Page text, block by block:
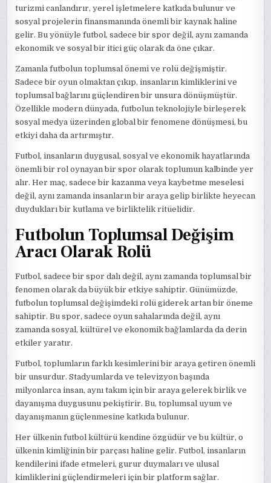
turizmi canlandırır, yerel işletmelere katkıda bulunur ve
sosyal projelerin finansmanında önemli bir kaynak haline
gelir. Bu yönüyle futbol, sadece bir spor değil, aynı zamanda
ekonomik ve sosyal bir itici güç olarak da öne çıkar.
Zamanla futbolun toplumsal önemi ve rolü değişmiştir.
Sadece bir oyun olmaktan çıkıp, insanların kimliklerini ve
toplumsal bağlarını güçlendiren bir unsura dönüşmüştür.
Özellikle modern dünyada, futbolun teknolojiyle birleşerek
sosyal medya üzerinden global bir fenomene dönüşmesi, bu
etkiyi daha da artırmıştır.
Futbol, insanların duygusal, sosyal ve ekonomik hayatlarında
önemli bir rol oynayan bir spor olarak toplumun kalbinde yer
alır. Her maç, sadece bir kazanma veya kaybetme meselesi
değil, aynı zamanda insanların bir araya gelip birlikte heyecan
duydukları bir kutlama ve birliktelik ritüelidir.
Futbolun Toplumsal Değişim
Aracı Olarak Rolü
Futbol, sadece bir spor dalı değil, aynı zamanda toplumsal bir
fenomen olarak da büyük bir etkiye sahiptir. Günümüzde,
futbolun toplumsal değişimdeki rolü giderek artan bir öneme
sahiptir. Bu spor, sadece oyun sahalarında değil, aynı
zamanda sosyal, kültürel ve ekonomik bağlamlarda da derin
etkiler yaratır.
Futbol, toplumların farklı kesimlerini bir araya getiren önemli
bir unsurdur. Stadyumlarda ve televizyon başında
milyonlarca insan, aynı takım için bir araya gelerek birlik ve
dayanışma duygusunu pekiştirir. Bu, toplumsal uyum ve
dayanışmanın güçlenmesine katkıda bulunur.
Her ülkenin futbol kültürü kendine özgüdür ve bu kültür, o
ülkenin kimliğinin bir parçası haline gelir. Futbol, insanların
kendilerini ifade etmeleri, gurur duymaları ve ulusal
kimliklerini güçlendirmeleri için bir platform sağlar.